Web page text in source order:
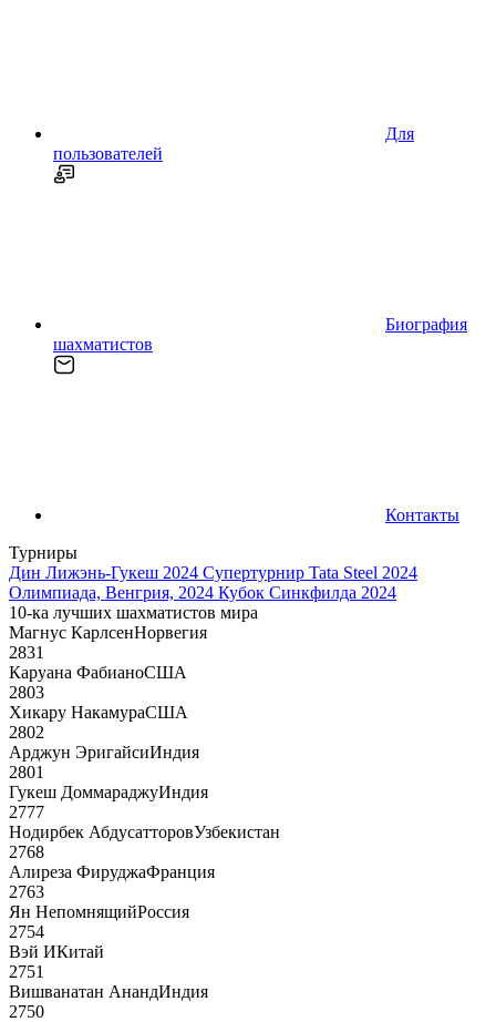
Для
пользователей
Биография
шахматистов
Контакты
Турниры
Дин Лижэнь-Гукеш 2024 Супертурнир Tata Steel 2024
Олимпиада, Венгрия, 2024 Кубок Синкфилда 2024
10-ка лучших шахматистов мира
Магнус КарлсенНорвегия
2831
Каруана ФабианоСША
2803
Хикару НакамураСША
2802
Арджун ЭригайсиИндия
2801
Гукеш ДоммараджуИндия
2777
Нодирбек АбдусатторовУзбекистан
2768
Алиреза ФируджаФранция
2763
Ян НепомнящийРоссия
2754
Вэй ИКитай
2751
Вишванатан АнандИндия
2750